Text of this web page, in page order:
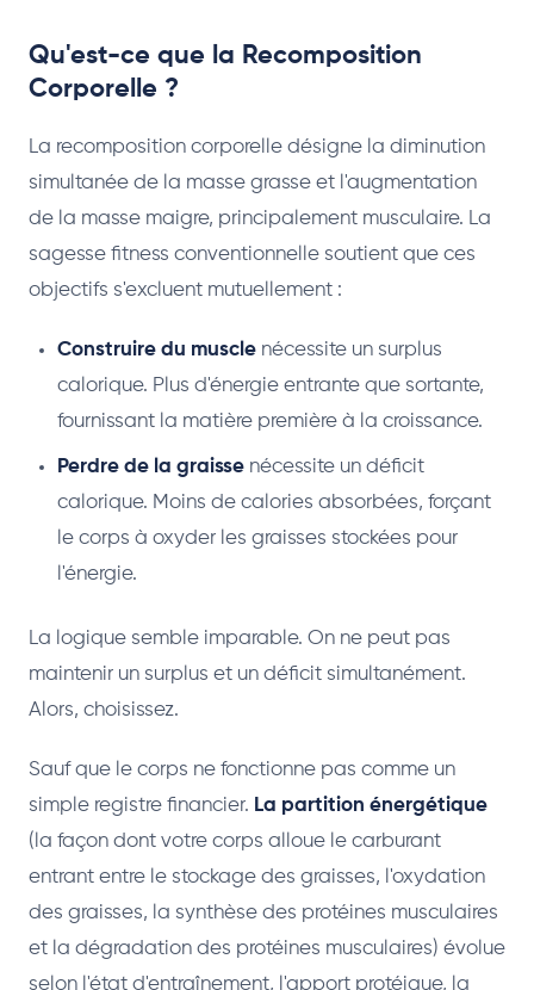
Qu'est-ce que la Recomposition
Corporelle ?
La recomposition corporelle désigne la diminution
simultanée de la masse grasse et l'augmentation
de la masse maigre, principalement musculaire. La
sagesse fitness conventionnelle soutient que ces
objectifs s'excluent mutuellement :
Construire du muscle nécessite un surplus
calorique. Plus d'énergie entrante que sortante,
fournissant la matière première à la croissance.
Perdre de la graisse nécessite un déficit
calorique. Moins de calories absorbées, forçant
le corps à oxyder les graisses stockées pour
l'énergie.
La logique semble imparable. On ne peut pas
maintenir un surplus et un déficit simultanément.
Alors, choisissez.
Sauf que le corps ne fonctionne pas comme un
simple registre financier. La partition énergétique
(la façon dont votre corps alloue le carburant
entrant entre le stockage des graisses, l'oxydation
des graisses, la synthèse des protéines musculaires
et la dégradation des protéines musculaires) évolue
selon l'état d'entraînement, l'apport protéique, la